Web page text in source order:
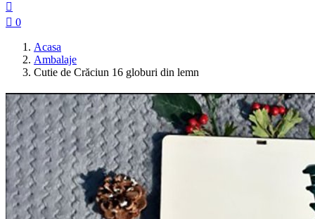

 0
Acasa
Ambalaje
Cutie de Crăciun 16 globuri din lemn